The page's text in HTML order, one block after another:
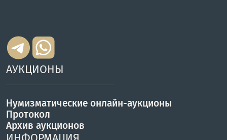
АУКЦИОНЫ
Нумизматические онлайн-аукционы
Протокол
Архив аукционов